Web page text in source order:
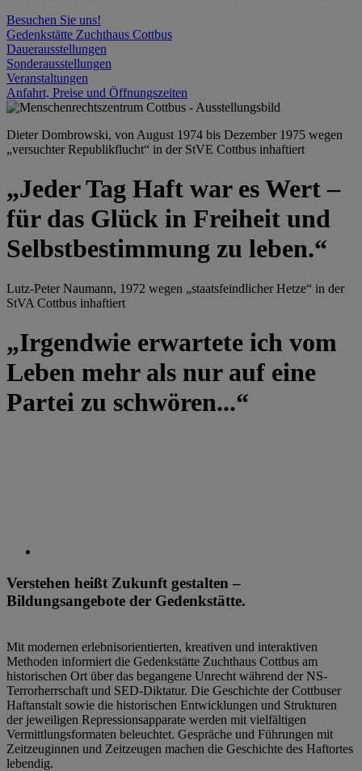
Besuchen Sie uns!
Gedenkstätte Zuchthaus Cottbus
Dauerausstellungen
Sonderausstellungen
Veranstaltungen
Anfahrt, Preise und Öffnungszeiten
Dieter Dombrowski, von August 1974 bis Dezember 1975 wegen
„versuchter Republikflucht“ in der StVE Cottbus inhaftiert
„Jeder Tag Haft war es Wert –
für das Glück in Freiheit und
Selbstbestimmung zu leben.“
Lutz-Peter Naumann, 1972 wegen „staatsfeindlicher Hetze“ in der
StVA Cottbus inhaftiert
„Irgendwie erwartete ich vom
Leben mehr als nur auf eine
Partei zu schwören...“
Verstehen heißt Zukunft gestalten –
Bildungsangebote der Gedenkstätte.
Mit modernen erlebnisorientierten, kreativen und interaktiven
Methoden informiert die Gedenkstätte Zuchthaus Cottbus am
historischen Ort über das begangene Unrecht während der NS-
Terrorherrschaft und SED-Diktatur. Die Geschichte der Cottbuser
Haftanstalt sowie die historischen Entwicklungen und Strukturen
der jeweiligen Repressionsapparate werden mit vielfältigen
Vermittlungsformaten beleuchtet. Gespräche und Führungen mit
Zeitzeuginnen und Zeitzeugen machen die Geschichte des Haftortes
lebendig.